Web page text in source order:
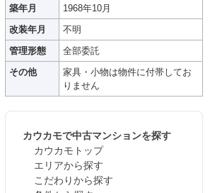
築年月
1968年10月
改装年月
不明
管理形態
全部委託
その他
家具・小物は物件に付帯してお
りません
カウカモで中古マンションを探す
カウカモトップ
エリアから探す
こだわりから探す